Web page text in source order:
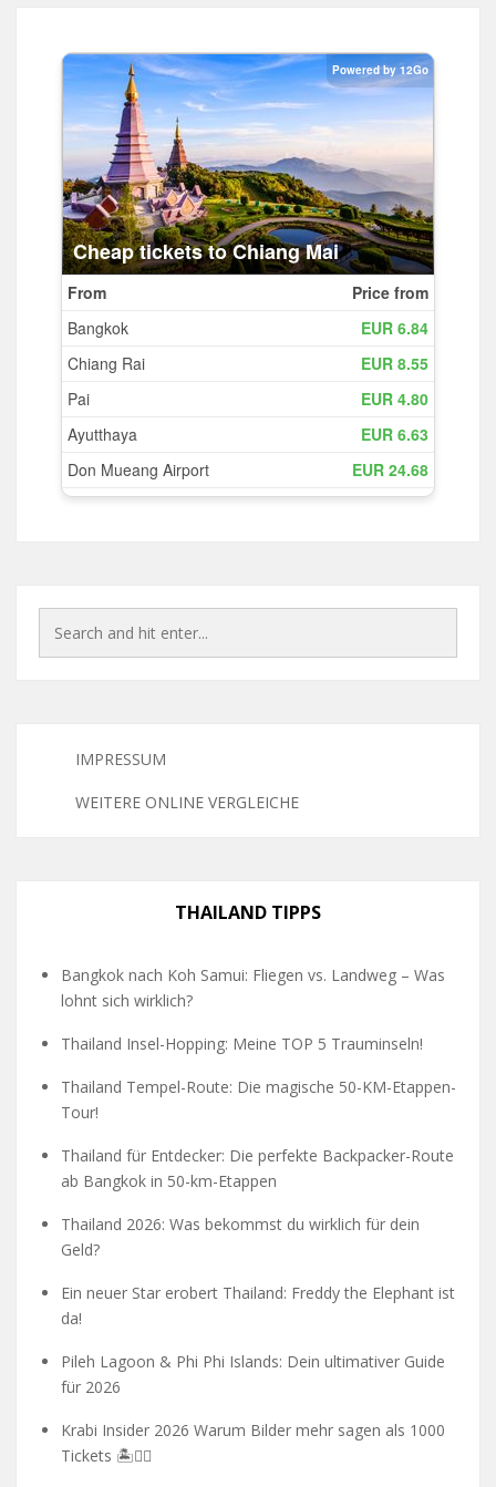
IMPRESSUM
WEITERE ONLINE VERGLEICHE
THAILAND TIPPS
Bangkok nach Koh Samui: Fliegen vs. Landweg – Was
lohnt sich wirklich?
Thailand Insel-Hopping: Meine TOP 5 Trauminseln!
Thailand Tempel-Route: Die magische 50-KM-Etappen-
Tour!
Thailand für Entdecker: Die perfekte Backpacker-Route
ab Bangkok in 50-km-Etappen
Thailand 2026: Was bekommst du wirklich für dein
Geld?
Ein neuer Star erobert Thailand: Freddy the Elephant ist
da!
Pileh Lagoon & Phi Phi Islands: Dein ultimativer Guide
für 2026
Krabi Insider 2026 Warum Bilder mehr sagen als 1000
Tickets 🏝️🧗‍♂️